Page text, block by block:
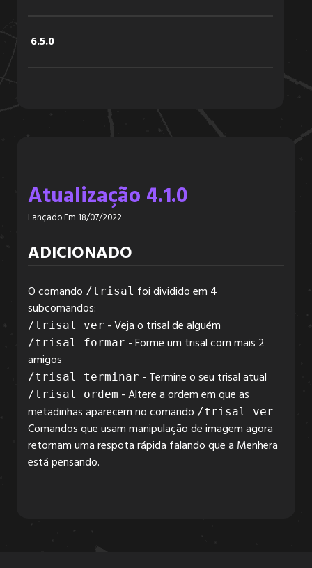
6.5.0
6.4.0
6.3.3
6.3.2
6.3.1
6.3.0
6.2.6
Atualização 4.1.0
Lançado Em 18/07/2022
ADICIONADO
O comando /trisal foi dividido em 4
subcomandos:
/trisal ver - Veja o trisal de alguém
/trisal formar - Forme um trisal com mais 2
amigos
/trisal terminar - Termine o seu trisal atual
/trisal ordem - Altere a ordem em que as
metadinhas aparecem no comando /trisal ver
Comandos que usam manipulação de imagem agora
retornam uma respota rápida falando que a Menhera
está pensando.